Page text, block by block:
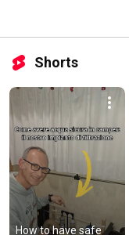
Shorts
How to have safe